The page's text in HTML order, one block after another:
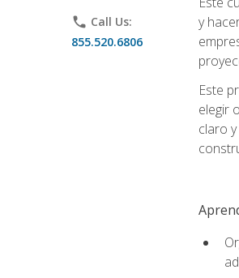
phone Call Us:
855.520.6806
y
Este
elegir
claro